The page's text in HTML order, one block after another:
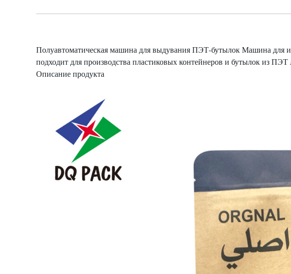
Полуавтоматическая машина для выдувания ПЭТ-бутылок Машина для
подходит для производства пластиковых контейнеров и бутылок из
Описание продукта